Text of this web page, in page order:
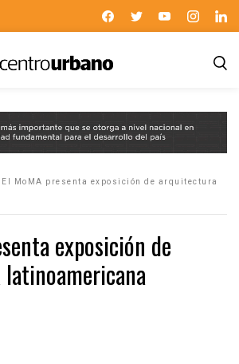
El MoMA presenta exposición de arquitectura
exposición de